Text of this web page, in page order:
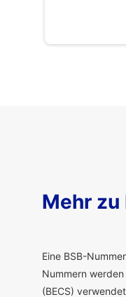
Mehr zu
Eine BSB-
Nummern
(BECS)